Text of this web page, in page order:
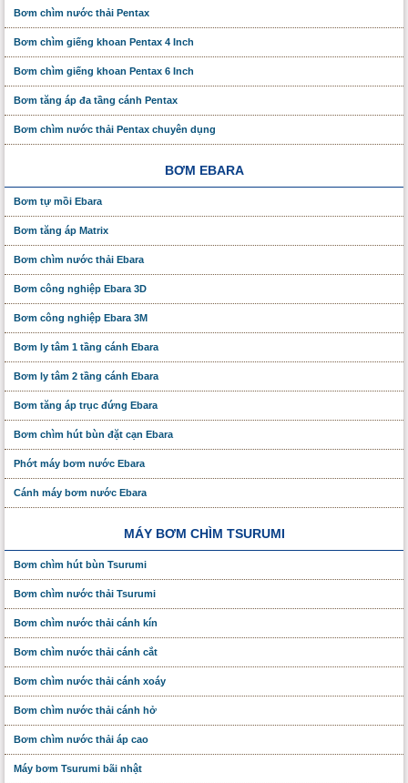
Bơm chìm nước thải Pentax
Bơm chìm giếng khoan Pentax 4 Inch
Bơm chìm giếng khoan Pentax 6 Inch
Bơm tăng áp đa tầng cánh Pentax
Bơm chìm nước thải Pentax chuyên dụng
BƠM EBARA
Bơm tự mồi Ebara
Bơm tăng áp Matrix
Bơm chìm nước thải Ebara
Bơm công nghiệp Ebara 3D
Bơm công nghiệp Ebara 3M
Bơm ly tâm 1 tầng cánh Ebara
Bơm ly tâm 2 tầng cánh Ebara
Bơm tăng áp trục đứng Ebara
Bơm chìm hút bùn đặt cạn Ebara
Phớt máy bơm nước Ebara
Cánh máy bơm nước Ebara
MÁY BƠM CHÌM TSURUMI
Bơm chìm hút bùn Tsurumi
Bơm chìm nước thải Tsurumi
Bơm chìm nước thải cánh kín
Bơm chìm nước thải cánh cắt
Bơm chìm nước thải cánh xoáy
Bơm chìm nước thải cánh hở
Bơm chìm nước thải áp cao
Máy bơm Tsurumi bãi nhật